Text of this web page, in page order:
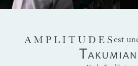
AMPLITUDES
est
Takumians